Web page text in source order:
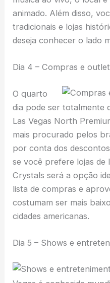
animado. Além disso,
tradicionais e lojas
deseja conhecer o lado
Dia 4 – Compras e
O quarto
dia pode ser totalmente
Las Vegas North
mais procurado pelos
por conta dos
se você prefere lojas de
Crystals será a opção
lista de compras e
costumam ser mais
cidades americanas.
Dia 5 – Shows e